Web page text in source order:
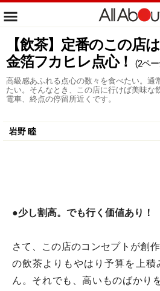
【飲茶】定番のこの店
金箔フカヒレ点心！
(2ペ
高級感あふれる点心の数々を食べたい。通
たい。そんなとき、この店に行けば美味な
電車、終点の停留所近くです。
岩野 睦
●少し割高。でも行く価値あり！
さて、この店のコンセプトが創
の飲茶よりもやはり予算を上
ん。それでも、高いものばかり